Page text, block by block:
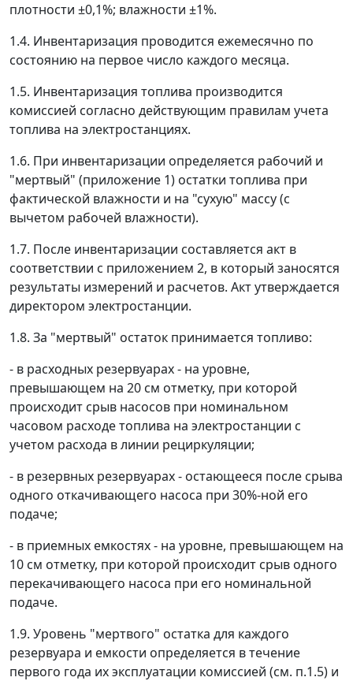
плотности ±0,1%; влажности ±1%.
1.4. Инвентаризация проводится ежемесячно по
состоянию на первое число каждого месяца.
1.5. Инвентаризация топлива производится
комиссией согласно действующим правилам учета
топлива на электростанциях.
1.6. При инвентаризации определяется рабочий и
"мертвый" (приложение 1) остатки топлива при
фактической влажности и на "сухую" массу (с
вычетом рабочей влажности).
1.7. После инвентаризации составляется акт в
соответствии с приложением 2, в который заносятся
результаты измерений и расчетов. Акт утверждается
директором электростанции.
1.8. За "мертвый" остаток принимается топливо:
- в расходных резервуарах - на уровне,
превышающем на 20 см отметку, при которой
происходит срыв насосов при номинальном
часовом расходе топлива на электростанции с
учетом расхода в линии рециркуляции;
- в резервных резервуарах - остающееся после срыва
одного откачивающего насоса при 30%-ной его
подаче;
- в приемных емкостях - на уровне, превышающем на
10 см отметку, при которой происходит срыв одного
перекачивающего насоса при его номинальной
подаче.
1.9. Уровень "мертвого" остатка для каждого
резервуара и емкости определяется в течение
первого года их эксплуатации комиссией (см. п.1.5) и